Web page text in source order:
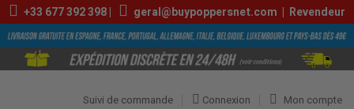
+33 677 392 398| geral@buypoppersnet.com | Revendeur
Mon compte
Connexion
Suivi de commande